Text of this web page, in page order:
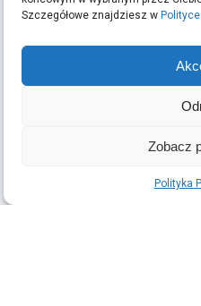
Szczegółowe znajdziesz w
Zobacz
Polityka
ARCHIWA
Taxi Nowy